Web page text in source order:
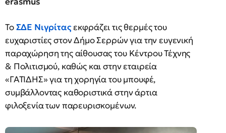
ΤοΣΔΕ Νιγρίταςεκφράζει τις θερμές του
ευχαριστίες στον Δήμο Σερρών για την ευγενική
παραχώρηση της αίθουσας του Κέντρου Τέχνης
& Πολιτισμού, καθώς και στην εταιρεία
«ΓΑΤΙΔΗΣ» για τη χορηγία του μπουφέ,
συμβάλλοντας καθοριστικά στην άρτια
φιλοξενία των παρευρισκομένων.